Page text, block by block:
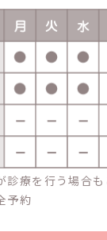
療を行う場合も
予約